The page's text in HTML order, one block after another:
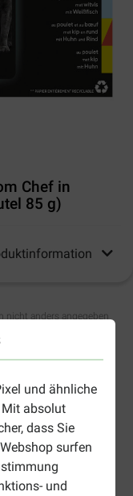
und ähnliche
Mit absolut
dass Sie
surfen
und
Chef in
85 g)
nicht anders angegeben
in Sauceist ein
für